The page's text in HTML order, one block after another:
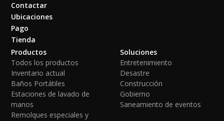
Contactar
Ubicaciones
Pago
Tienda
Productos
Todos los productos
Inventario actual
Baños Portátiles
Estaciones de lavado de
manos
Remolques especiales y
Soluciones
Entretenimiento
Desastre
Construcción
Gobierno
Saneamiento de eventos